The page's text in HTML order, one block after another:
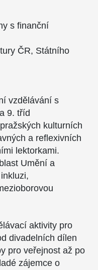
s finanční
ČR, Státního
vzdělávání s
9. tříd
kulturních
a reflexivních
lektorkami.
Umění a
aktivity pro
divadelních dílen
pro veřejnost až po
zájemce o